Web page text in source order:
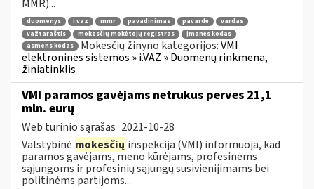
MMR)...
duomenys i.vaz mmr pavadinimas pavardė
vardas
važtaraštis
mokesčių mokėtojų registras
įmonės kodas
asmens kodas
Mokesčių žinyno kategorijos:VMI
elektroninės sistemos » i.VAZ » Duomenų rinkmena,
žiniatinklis
VMI paramos gavėjams netrukus perves 21,1
mln. eurų
Web turinio sąrašas 2021-10-28
Valstybinė mokesčių inspekcija (VMI) informuoja, kad
paramos gavėjams, meno kūrėjams, profesinėms
sąjungoms ir profesinių sąjungų susivienijimams bei
politinėms partijoms...